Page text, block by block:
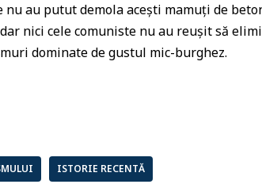
au putut demola aceşti mamuţi de
nici cele comuniste nu au reuşit să
dominate de gustul mic-burghez.
ISTORIE RECENTĂ